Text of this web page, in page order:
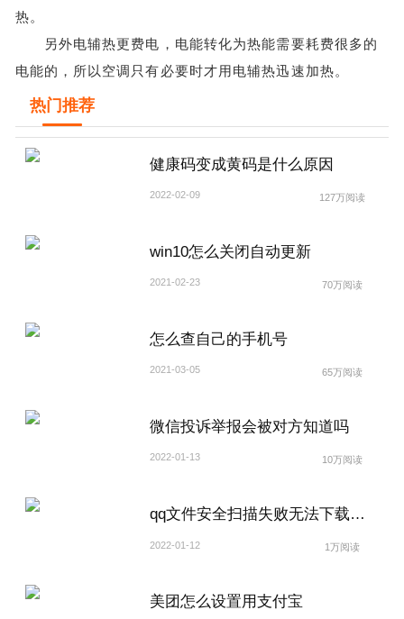
热。
另外电辅热更费电，电能转化为热能需要耗费很多的
电能的，所以空调只有必要时才用电辅热迅速加热。
热门推荐
健康码变成黄码是什么原因
2022-02-09 127万阅读
win10怎么关闭自动更新
2021-02-23 70万阅读
怎么查自己的手机号
2021-03-05 65万阅读
微信投诉举报会被对方知道吗
2022-01-13 10万阅读
qq文件安全扫描失败无法下载怎么解除
2022-01-12 1万阅读
美团怎么设置用支付宝